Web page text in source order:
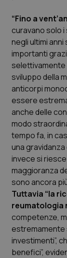
Emilia-
Friuli
Lazio
Liguria
Marche
Molise
Piemonte
Provincia
Provincia
Diabete
Disturbi
Dolore
Donna &
Epatiti
HIV
Infezioni
“Fino a
curavano solo
negli ultimi
importanti
selettivamente
sviluppo della
anticorpi
essere
anche delle
modo
tempo fa, in
una
invece si
maggioranza
sono ancora
Tuttavia “la
reumatologia
competenze,
estremamente
investimenti”,
benefici”,